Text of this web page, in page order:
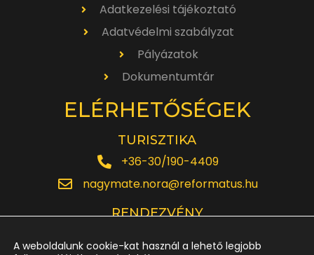
Adatkezelési tájékoztató
Adatvédelmi szabályzat
Pályázatok
Dokumentumtár
ELÉRHETŐSÉGEK
TURISZTIKA
+36-30/190-4409
nagymate.nora@reformatus.hu
RENDEZVÉNY
A weboldalunk cookie-kat használ a lehető legjobb